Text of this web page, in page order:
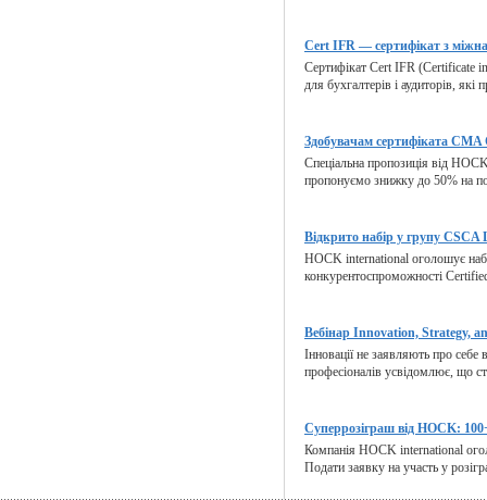
Cert IFR — сертифікат з
Сертифікат Cert IFR (Certificate
для бухгалтерів і аудиторів, які
Здобувачам сертифіката
Спеціальна пропозиція від
пропонуємо знижку до 50% на
Відкрито набір у групу CSCA
HOCK international оголошує
конкурентоспроможності
Вебінар Innovation, Strategy,
Інновації не заявляють про
професіоналів усвідомлює, що
Суперрозіграш від HOCK:
Компанія HOCK international
Подати заявку на участь у